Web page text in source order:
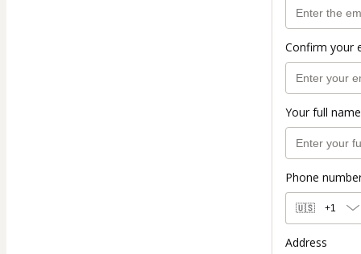
Confirm your
Your full name
Phone
🇺🇸 +1
Address